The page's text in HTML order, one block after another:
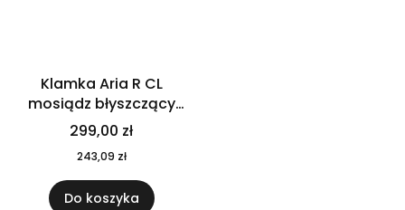
Klamka Aria R CL
mosiądz błyszczący
PVD Corona
299,00 zł
243,09 zł
Do koszyka